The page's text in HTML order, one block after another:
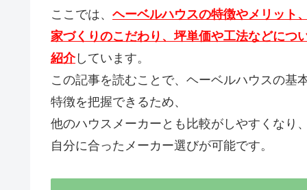
ここでは、 ヘーベルハウスの特徴やメリット
家づくりのこだわり、坪単価や工法などにつ
紹介しています。
この記事を読むことで、ヘーベルハウスの基
特徴を把握できるため、
他のハウスメーカーとも比較がしやすくなり
自分に合ったメーカー選びが可能です。